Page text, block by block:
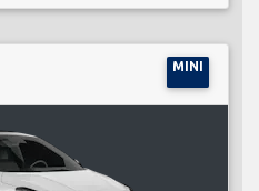
MINI